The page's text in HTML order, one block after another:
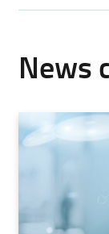
News